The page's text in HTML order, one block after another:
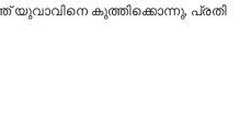
യുവാവിനെ കുത്തിക്കൊന്നു, പ്രതി